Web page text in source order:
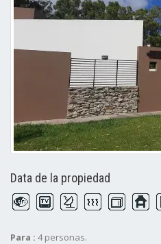
Data de la propiedad
Para : 4 personas.